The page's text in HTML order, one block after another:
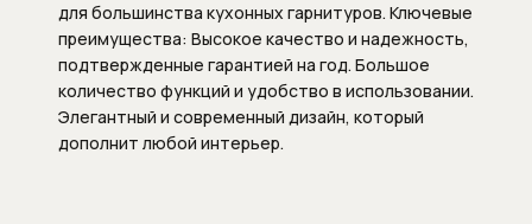
Полотенцесушители
Раковины
Врезные и встраиваемые раковины
для большинства кухонных гарнитуров. Ключевые
преимущества: Высокое качество и надежность,
подтвержденные гарантией на год. Большое
количество функций и удобство в использовании.
Элегантный и современный дизайн, который
дополнит любой интерьер.